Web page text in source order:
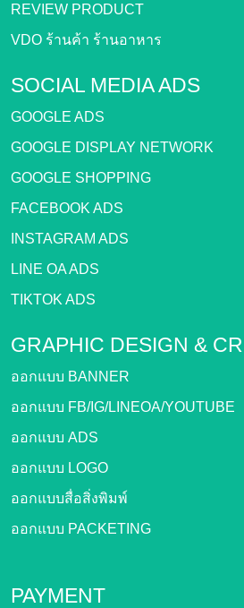
REVIEW PRODUCT
VDO ร้านค้า ร้านอาหาร
SOCIAL MEDIA ADS
GOOGLE ADS
GOOGLE DISPLAY NETWORK
GOOGLE SHOPPING
FACEBOOK ADS
INSTAGRAM ADS
LINE OA ADS
TIKTOK ADS
GRAPHIC DESIGN &
ออกแบบ BANNER
ออกแบบ FB/IG/LINEOA/YOUTUBE
ออกแบบ ADS
ออกแบบ LOGO
ออกแบบสื่อสิ่งพิมพ์
ออกแบบ PACKETING
PAYMENT